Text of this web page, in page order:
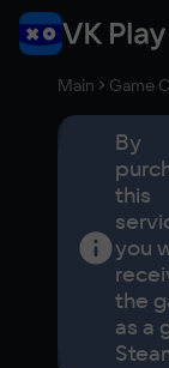
Main Game
By
this
you
the
as a